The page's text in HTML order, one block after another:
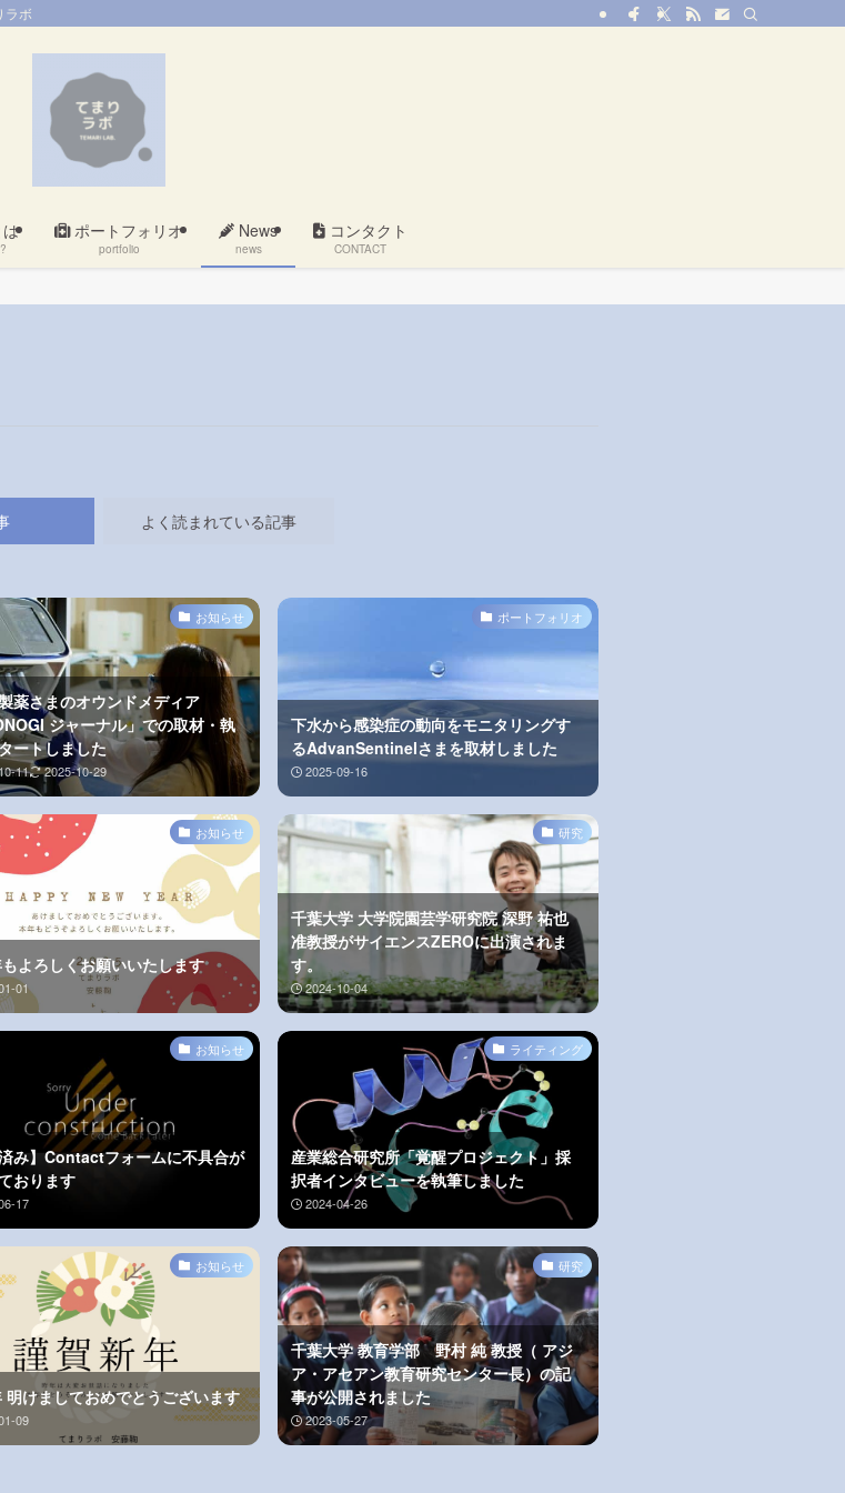
ラボ
ポートフォリオ
portfolio
News
news
コンタクト
CONTACT
よく読まれている記事
お知らせ
薬さまのオウンドメディア
ジャーナル」での取材・執
ートしました
11 2025-10-29
ポートフォリオ
下水から感染症の動向をモニタリングす
るAdvanSentinelさまを取材しました
2025-09-16
お知らせ
よろしくお願いいたします
01
研究
千葉大学 大学院園芸学研究院 深野 祐也
准教授がサイエンスZEROに出演されま
す。
2024-10-04
お知らせ
済み】Contactフォームに不具合が
おります
17
ライティング
産業総合研究所「覚醒プロジェクト」採
択者インタビューを執筆しました
2024-04-26
お知らせ
明けましておめでとうございます
09
研究
千葉大学 教育学部 野村 純 教授（ アジ
ア・アセアン教育研究センター長）の記
事が公開されました
2023-05-27